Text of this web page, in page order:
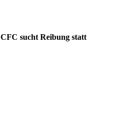
CFC sucht Reibung statt